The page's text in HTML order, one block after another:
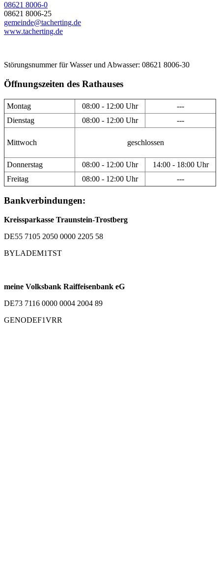
08621 8006-0
08621 8006-25
gemeinde@tacherting.de
www.tacherting.de
Störungsnummer für Wasser und Abwasser: 08621 8006-30
Öffnungszeiten des Rathauses
Montag 08:00 - 12:00 Uhr
---
Dienstag
08:00 - 12:00 Uhr ---
Mittwoch geschlossen
Donnerstag 08:00 - 12:00 Uhr
14:00 - 18:00 Uhr
Freitag
08:00 - 12:00 Uhr ---
Bankverbindungen:
Kreissparkasse Traunstein-Trostberg
DE55 7105 2050 0000 2205 58
BYLADEM1TST
meine Volksbank Raiffeisenbank eG
DE73 7116 0000 0004 2004 89
GENODEF1VRR